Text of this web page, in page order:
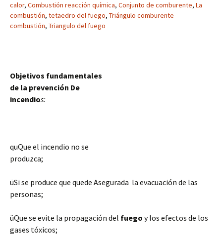
calor, Combustión reacción química, Conjunto de comburente, La
combustión, tetaedro del fuego, Triángulo comburente
combustión, Triangulo del fuego
Objetivos fundamentales
de la prevención De
incendios:
quQue el incendio no se
produzca;
üSi se produce que quede Asegurada la evacuación de las
personas;
üQue se evite la propagación del fuego y los efectos de los
gases tóxicos;